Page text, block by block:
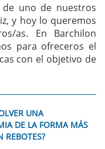
uno de nuestros
y hoy lo queremos
as. En Barchilon
para ofreceros el
con el objetivo de
UNA
DE LA FORMA MÁS
REBOTES?